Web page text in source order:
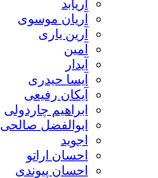
آریابد
آریان موسوی
آرین یاری
آمین
آیدار
آیسا حیدری
آیکان رفیعی
ابراهیم چاردولی
ابوالفضل صالحی
اجوید
احسان اراتو
احسان پیوندی